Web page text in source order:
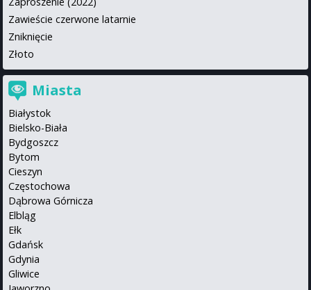
Zawieście czerwone latarnie
Zniknięcie
Złoto
Miasta
Białystok
Bielsko-Biała
Bydgoszcz
Bytom
Cieszyn
Częstochowa
Dąbrowa Górnicza
Elbląg
Ełk
Gdańsk
Gdynia
Gliwice